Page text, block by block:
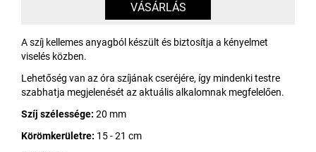
A szíj kellemes anyagból készült és biztosítja a kényelmet
viselés közben.
Lehetőség van az óra szíjának cseréjére, így mindenki testre
szabhatja megjelenését az aktuális alkalomnak megfelelően.
Szíj szélessége: 20 mm
Körömkerületre: 15 - 21 cm